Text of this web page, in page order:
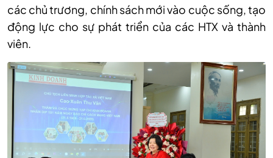
các chủ trương, chính sách mới vào cuộc sống, tạo
động lực cho sự phát triển của các HTX và thành
viên.